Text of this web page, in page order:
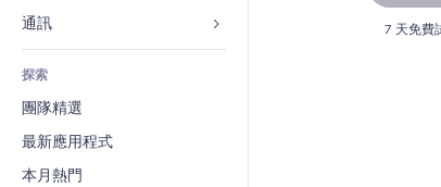
發佈網站
電子郵件
轉換率
網路課程
會計
優惠券與酬賓計劃
倉儲解決方案
廠商直送
餐廳
不動產
預訂
音樂
Podcast
相片
影片
PDF
檔案分享
地圖與導航
隱私與安全性
時鐘
網頁範本
圖片效果
按鈕與選單
表單
部落格
投票
聊天
留言
探索
團隊精選
最新應用程式
本月熱門
7 天免費